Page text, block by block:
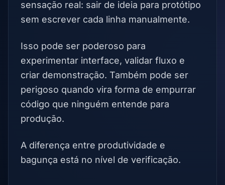
sensação real: sair de ideia para protótipo
sem escrever cada linha manualmente.
Isso pode ser poderoso para
experimentar interface, validar fluxo e
criar demonstração. Também pode ser
perigoso quando vira forma de empurrar
código que ninguém entende para
produção.
A diferença entre produtividade e
bagunça está no nível de verificação.